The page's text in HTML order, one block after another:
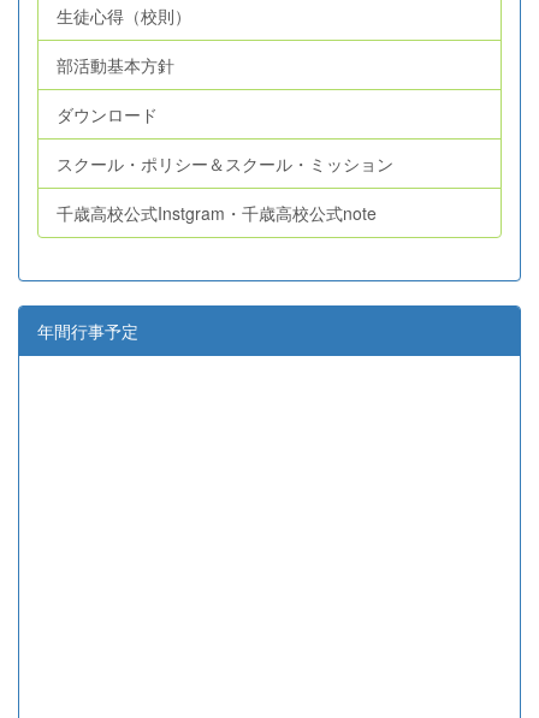
生徒心得（校則）
部活動基本方針
ダウンロード
スクール・ポリシー＆スクール・ミッション
千歳高校公式Instgram・千歳高校公式note
年間行事予定